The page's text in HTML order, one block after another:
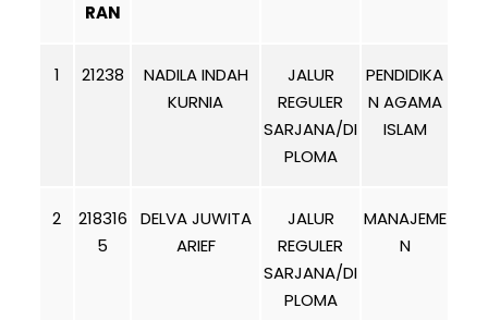
RAN
1 21238
NADILA INDAH
KURNIA
JALUR
REGULER
SARJANA/DI
PLOMA
PENDIDIKA
N AGAMA
ISLAM
2
218316
5
DELVA JUWITA
ARIEF
JALUR
REGULER
SARJANA/DI
PLOMA
MANAJEME
N